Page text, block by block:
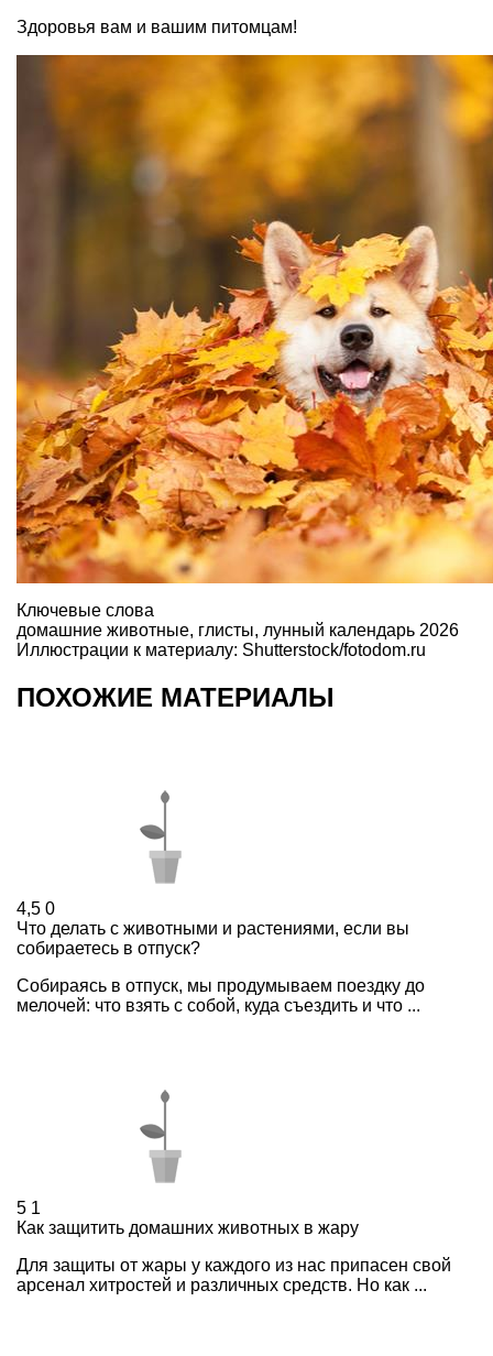
Здоровья вам и вашим питомцам!
Ключевые слова
домашние животные, глисты, лунный календарь 2026
Иллюстрации к материалу: Shutterstock/fotodom.ru
ПОХОЖИЕ МАТЕРИАЛЫ
4,5 0
Что делать с животными и растениями, если вы
собираетесь в отпуск?
Собираясь в отпуск, мы продумываем поездку до
мелочей: что взять с собой, куда съездить и что ...
5 1
Как защитить домашних животных в жару
Для защиты от жары у каждого из нас припасен свой
арсенал хитростей и различных средств. Но как ...